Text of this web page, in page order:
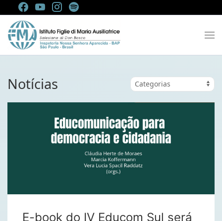
Notícias
E-book do IV Educom Sul será